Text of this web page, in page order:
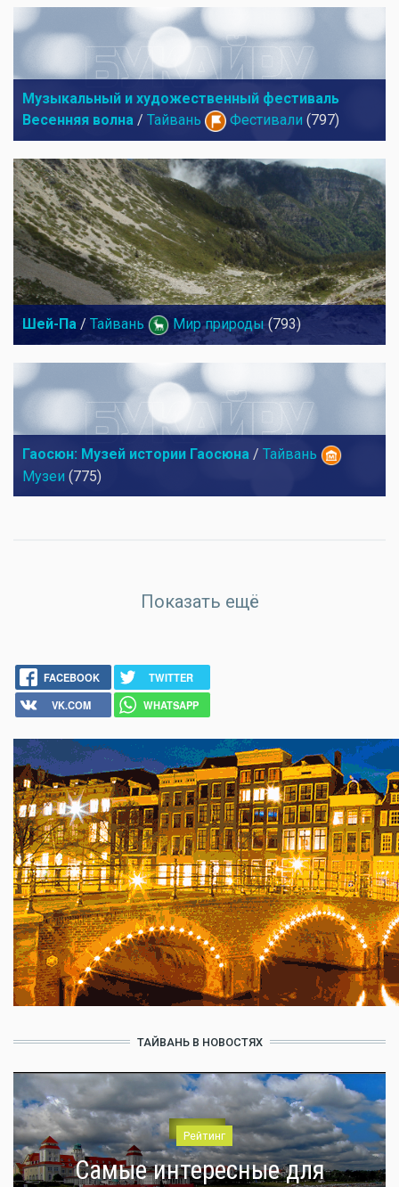
Музыкальный и художественный фестиваль
Весенняя волна / Тайвань Фестивали (797)
Шей-Па / Тайвань Мир природы (793)
Гаосюн: Музей истории Гаосюна / Тайвань
Музеи (775)
Показать ещё
FACEBOOK
TWITTER
VK.COM
WHATSAPP
ТАЙВАНЬ В НОВОСТЯХ
Рейтинг
Самые интересные для